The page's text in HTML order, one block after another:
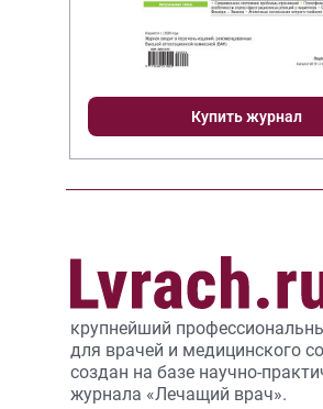
Купить журнал
крупнейший
для врачей и медицинского
создан на базе научно-
журнала «Лечащий врач».